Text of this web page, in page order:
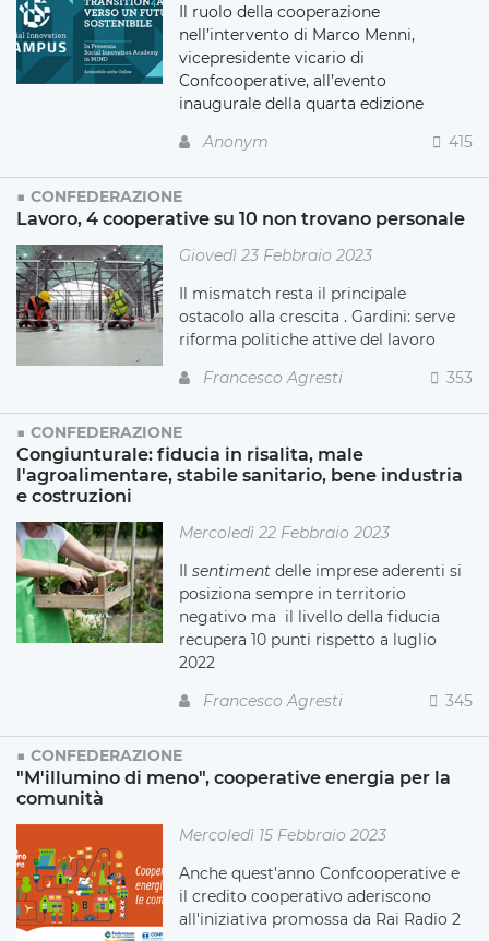
Il ruolo della cooperazione
nell’intervento di Marco Menni,
vicepresidente vicario di
Confcooperative, all’evento
inaugurale della quarta edizione
Anonym
415
CONFEDERAZIONE
Lavoro, 4 cooperative su 10 non trovano personale
Giovedì 23 Febbraio 2023
Il mismatch resta il principale
ostacolo alla crescita . Gardini: serve
riforma politiche attive del lavoro
Francesco Agresti
353
CONFEDERAZIONE
Congiunturale: fiducia in risalita, male
l'agroalimentare, stabile sanitario, bene industria
e costruzioni
Mercoledì 22 Febbraio 2023
Ilsentiment delle imprese aderenti si
posiziona sempre in territorio
negativo ma il livello della fiducia
recupera 10 punti rispetto a luglio
2022
Francesco Agresti
345
CONFEDERAZIONE
"M'illumino di meno", cooperative energia per la
comunità
Mercoledì 15 Febbraio 2023
Anche quest'anno Confcooperative e
il credito cooperativo aderiscono
all'iniziativa promossa da Rai Radio 2